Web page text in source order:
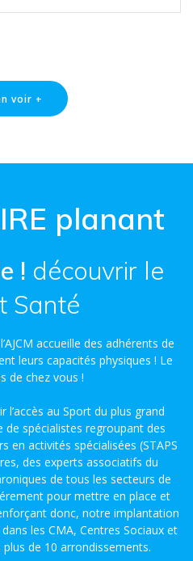
voir +
planant
! découvrir le
Santé
accueille des adhérents de
leurs capacités physiques ! Le
de chez vous !
l’accès au Sport du plus grand
de spécialistes regroupant des
en activités spécialisées (STAPS
des experts associatifs du
de tous les secteurs de
pour mettre en place et
donc, notre implantation
les CMA, Centres Sociaux et
de 10 arrondissements.